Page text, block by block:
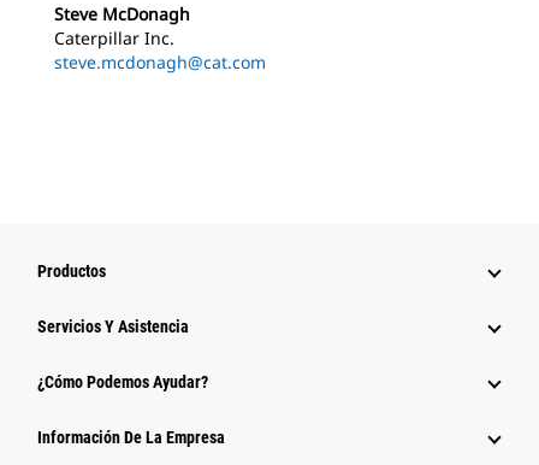
Steve McDonagh
Caterpillar Inc.
steve.mcdonagh@cat.com
Productos
Servicios Y Asistencia
¿Cómo Podemos Ayudar?
Información De La Empresa